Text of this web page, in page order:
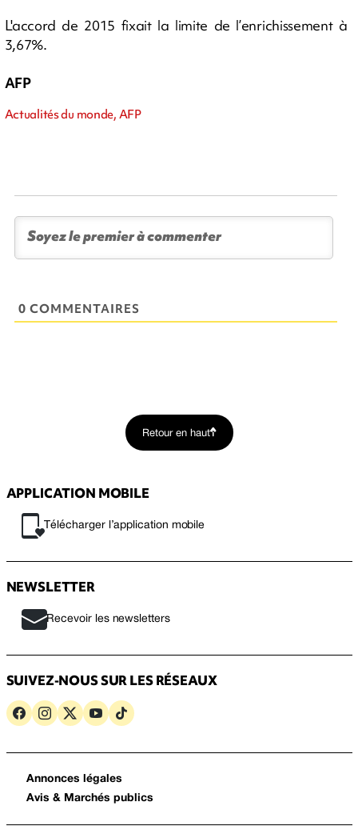
L'accord de 2015 fixait la limite de l’enrichissement à
3,67%.
AFP
Actualités du monde, AFP
0 COMMENTAIRES
Retour en haut
APPLICATION MOBILE
Télécharger l’application mobile
NEWSLETTER
Recevoir les newsletters
SUIVEZ-NOUS SUR LES RÉSEAUX
Annonces légales
Avis & Marchés publics